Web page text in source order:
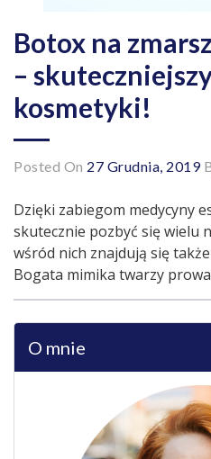
Botox na
–
kosmetyki!
Posted On 27 Grudnia, 2019
Dzięki zabiegom medycyny
skutecznie pozbyć się wielu
wśród nich znajdują się
Bogata mimika twarzy
O mnie